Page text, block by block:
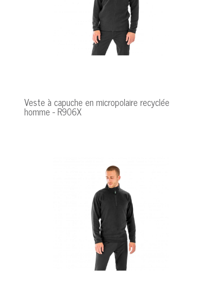
Veste à capuche en micropolaire recyclée
homme - R906X